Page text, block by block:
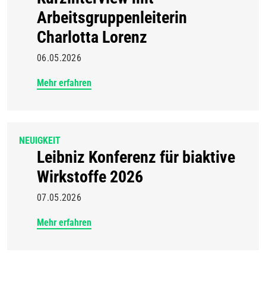
Arbeitsgruppenleiterin
Charlotta Lorenz
06.05.2026
Mehr erfahren
NEUIGKEIT
Leibniz Konferenz für biaktive
Wirkstoffe 2026
07.05.2026
Mehr erfahren